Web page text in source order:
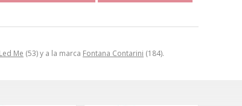
Me (53) y a la marca Fontana Contarini (184).